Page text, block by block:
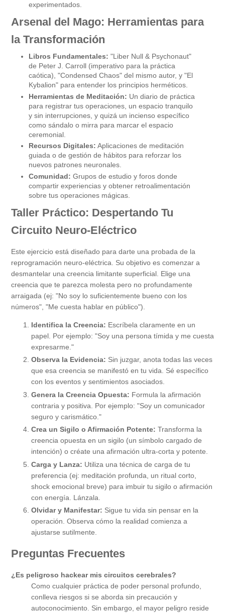
experimentados.
Arsenal del Mago: Herramientas para
la Transformación
Libros Fundamentales: "Liber Null & Psychonaut"
de Peter J. Carroll (imperativo para la práctica
caótica), "Condensed Chaos" del mismo autor, y "El
Kybalion" para entender los principios herméticos.
Herramientas de Meditación: Un diario de práctica
para registrar tus operaciones, un espacio tranquilo
y sin interrupciones, y quizá un incienso específico
como sándalo o mirra para marcar el espacio
ceremonial.
Recursos Digitales: Aplicaciones de meditación
guiada o de gestión de hábitos para reforzar los
nuevos patrones neuronales.
Comunidad: Grupos de estudio y foros donde
compartir experiencias y obtener retroalimentación
sobre tus operaciones mágicas.
Taller Práctico: Despertando Tu
Circuito Neuro-Eléctrico
Este ejercicio está diseñado para darte una probada de la
reprogramación neuro-eléctrica. Su objetivo es comenzar a
desmantelar una creencia limitante superficial. Elige una
creencia que te parezca molesta pero no profundamente
arraigada (ej: "No soy lo suficientemente bueno con los
números", "Me cuesta hablar en público").
Identifica la Creencia: Escríbela claramente en un
papel. Por ejemplo: "Soy una persona tímida y me cuesta
expresarme."
Observa la Evidencia: Sin juzgar, anota todas las veces
que esa creencia se manifestó en tu vida. Sé específico
con los eventos y sentimientos asociados.
Genera la Creencia Opuesta: Formula la afirmación
contraria y positiva. Por ejemplo: "Soy un comunicador
seguro y carismático."
Crea un Sigilo o Afirmación Potente: Transforma la
creencia opuesta en un sigilo (un símbolo cargado de
intención) o créate una afirmación ultra-corta y potente.
Carga y Lanza: Utiliza una técnica de carga de tu
preferencia (ej: meditación profunda, un ritual corto,
shock emocional breve) para imbuir tu sigilo o afirmación
con energía. Lánzala.
Olvidar y Manifestar: Sigue tu vida sin pensar en la
operación. Observa cómo la realidad comienza a
ajustarse sutilmente.
Preguntas Frecuentes
¿Es peligroso hackear mis circuitos cerebrales?
Como cualquier práctica de poder personal profundo,
conlleva riesgos si se aborda sin precaución y
autoconocimiento. Sin embargo, el mayor peligro reside